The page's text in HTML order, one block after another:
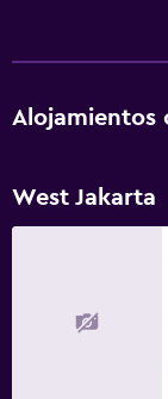
Alojamientos
West Jakarta